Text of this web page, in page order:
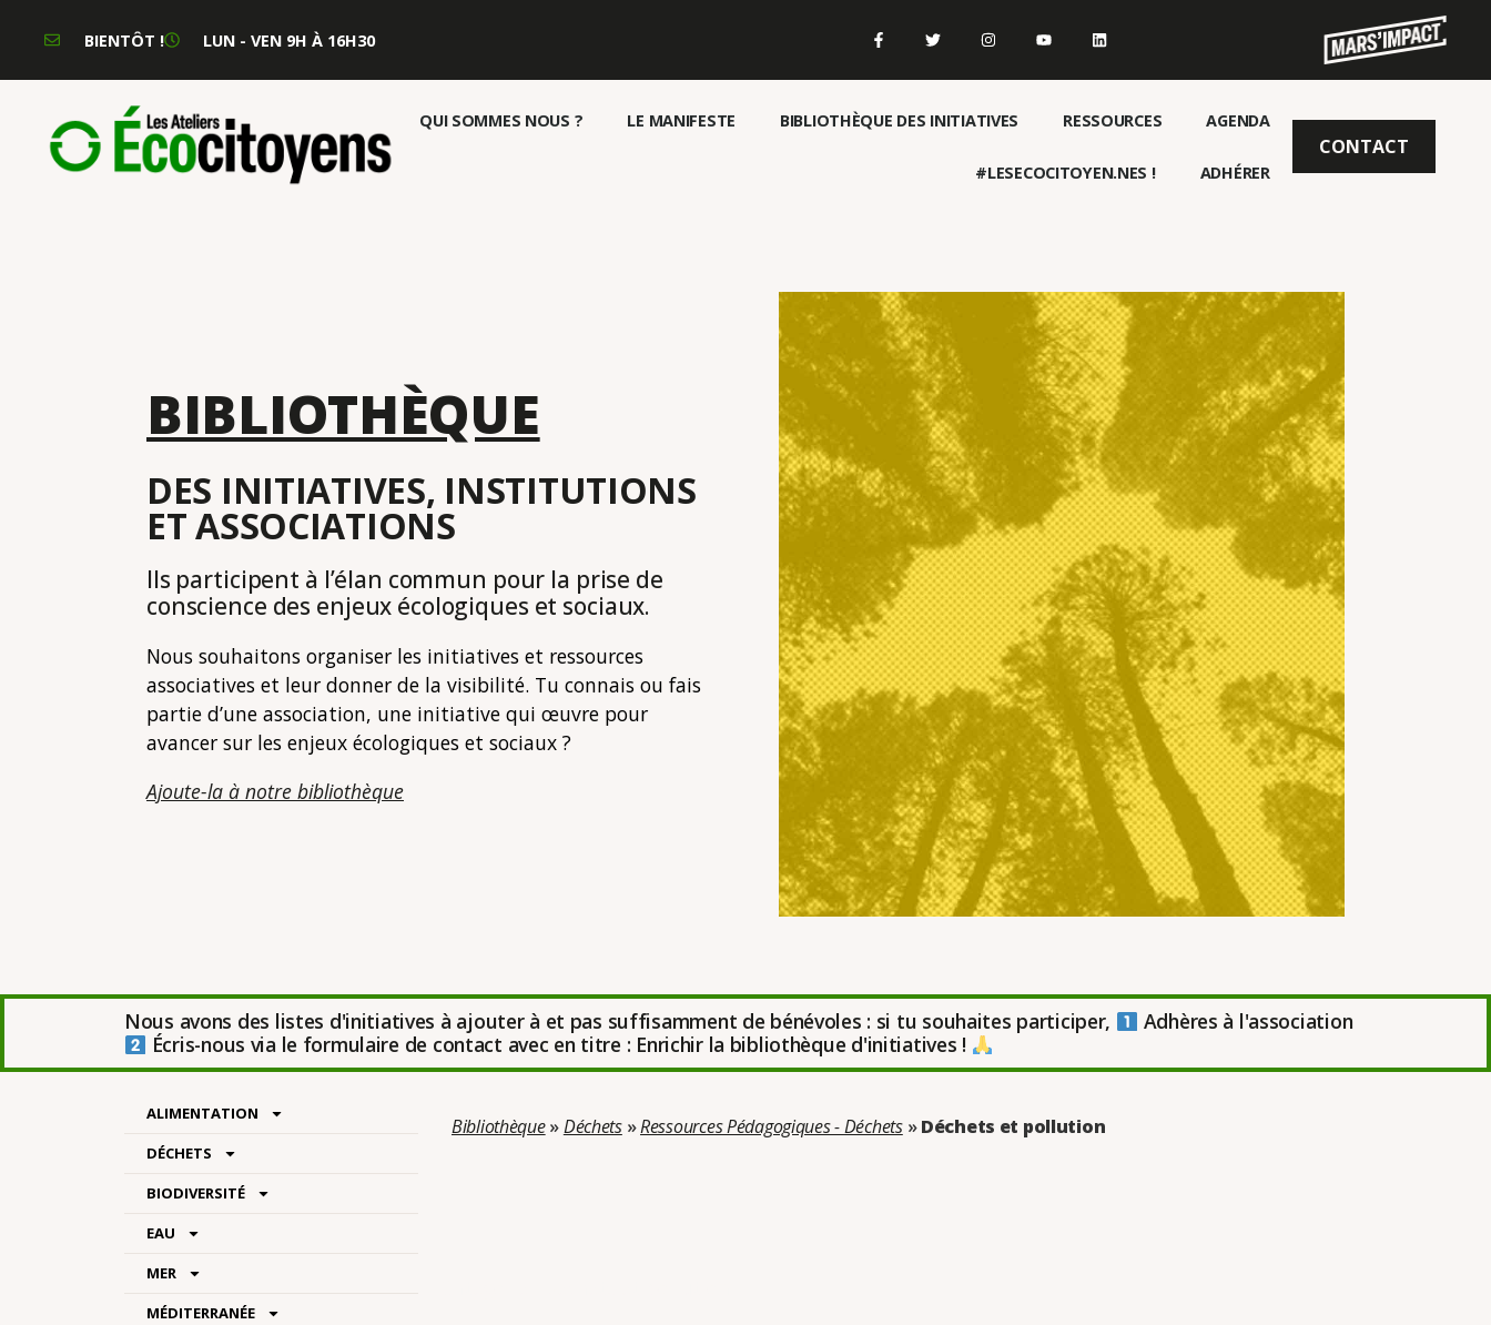
BIENTÔT ! LUN - VEN 9H À 16H30
QUI SOMMES NOUS ? LE MANIFESTE BIBLIOTHÈQUE DES INITIATIVES RESSOURCES AGENDA
#LESECOCITOYEN.NES ! ADHÉRER
CONTACT
BIBLIOTHÈQUE
DES INITIATIVES, INSTITUTIONS
ET ASSOCIATIONS
Ils participent à l’élan commun pour la prise de
conscience des enjeux écologiques et sociaux.
Nous souhaitons organiser les initiatives et ressources
associatives et leur donner de la visibilité. Tu connais ou fais
partie d’une association, une initiative qui œuvre pour
avancer sur les enjeux écologiques et sociaux ?
Ajoute-la à notre bibliothèque
Nous avons des listes d'initiatives à ajouter à et pas suffisamment de bénévoles : si tu souhaites participer,
Adhères à l'association
Écris-nous via le formulaire de contact avec en titre : Enrichir la bibliothèque d'initiatives !
ALIMENTATION
DÉCHETS
BIODIVERSITÉ
EAU
MER
MÉDITERRANÉE
Bibliothèque»Déchets»Ressources Pédagogiques - Déchets»Déchets et pollution